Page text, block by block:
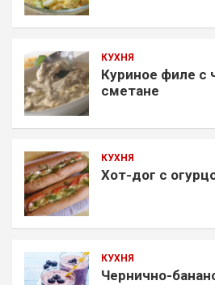
КУХНЯ
Куриное филе с
сметане
КУХНЯ
Хот-дог с
КУХНЯ
Чернично-